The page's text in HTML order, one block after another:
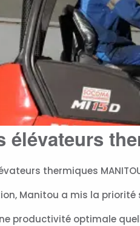
élévateurs
thermiques
Manitou a mis la
productivité optimale